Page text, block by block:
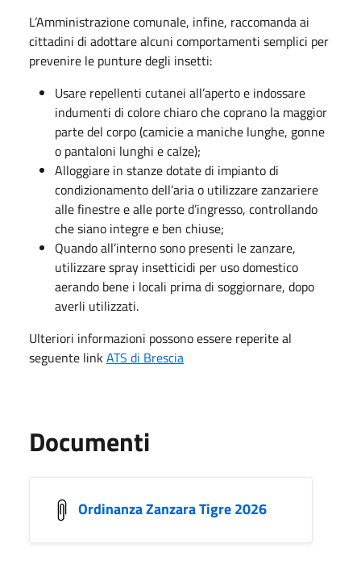
L’Amministrazione comunale, infine, raccomanda ai
cittadini di adottare alcuni comportamenti semplici per
prevenire le punture degli insetti:
Usare repellenti cutanei all’aperto e indossare
indumenti di colore chiaro che coprano la maggior
parte del corpo (camicie a maniche lunghe, gonne
o pantaloni lunghi e calze);
Alloggiare in stanze dotate di impianto di
condizionamento dell’aria o utilizzare zanzariere
alle finestre e alle porte d’ingresso, controllando
che siano integre e ben chiuse;
Quando all’interno sono presenti le zanzare,
utilizzare spray insetticidi per uso domestico
aerando bene i locali prima di soggiornare, dopo
averli utilizzati.
Ulteriori informazioni possono essere reperite al
seguente linkATS di Brescia
Documenti
Ordinanza Zanzara Tigre 2026